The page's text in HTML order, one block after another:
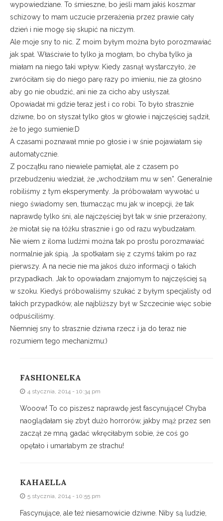
wypowiedziane. To śmieszne, bo jeśli mam jakiś koszmar
schizowy to mam uczucie przerażenia przez prawie cały
dzień i nie mogę się skupić na niczym.
Ale moje sny to nic. Z moim byłym można było porozmawiać
jak spał. Właściwie to tylko ja mogłam, bo chyba tylko ja
miałam na niego taki wpływ. Kiedy zasnął wystarczyło, że
zwróciłam się do niego parę razy po imieniu, nie za głośno
aby go nie obudzić, ani nie za cicho aby usłyszał.
Opowiadał mi gdzie teraz jest i co robi. To było strasznie
dziwne, bo on słyszał tylko głos w głowie i najczęściej sądził,
że to jego sumienie:D
A czasami poznawał mnie po głosie i w śnie pojawiałam się
automatycznie.
Z początku rano niewiele pamiętał, ale z czasem po
przebudzeniu wiedział, że „wchodziłam mu w sen”. Generalnie
robiliśmy z tym eksperymenty. Ja próbowałam wywołać u
niego świadomy sen, tłumacząc mu jak w incepcji, że tak
naprawdę tylko śni, ale najczęściej był tak w śnie przerażony,
że miotał się na łóżku strasznie i go od razu wybudzałam.
Nie wiem z iloma ludźmi można tak po prostu porozmawiać
normalnie jak śpią. Ja spotkałam się z czymś takim po raz
pierwszy. A na necie nie ma jakoś dużo informacji o takich
przypadkach. Jak to opowiadam znajomym to najczęściej są
w szoku. Kiedyś próbowaliśmy szukać z byłym specjalisty od
takich przypadków, ale najbliższy był w Szczecinie więc sobie
odpuściliśmy.
Niemniej sny to strasznie dziwna rzecz i ja do teraz nie
rozumiem tego mechanizmu:)
FASHIONELKA
4 stycznia, 2014 - 10:34 pm
Wooow! To co piszesz naprawdę jest fascynujące! Chyba
naoglądałam się zbyt dużo horrorów, jakby mąż przez sen
zaczął ze mną gadać wkręciłabym sobie, że coś go
opętało i umarłabym ze strachu!
KAHAELLA
5 stycznia, 2014 - 10:55 pm
Fascynujące, ale też niesamowicie dziwne. Niby są ludzie,